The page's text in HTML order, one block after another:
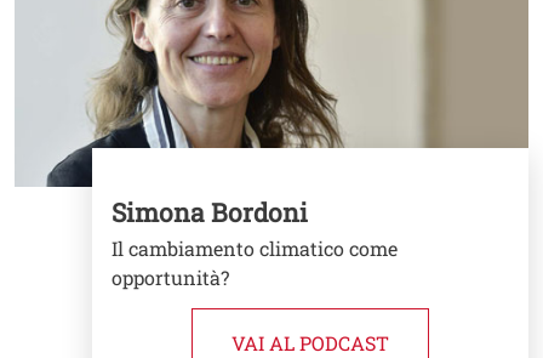
Simona Bordoni
Il cambiamento climatico come
opportunità?
VAI AL PODCAST